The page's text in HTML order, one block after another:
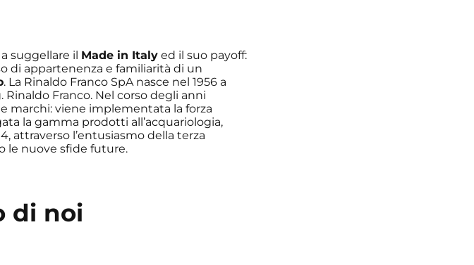
suggellare il Made in Italy ed il suo payoff:
di appartenenza e familiarità di un
. La Rinaldo Franco SpA nasce nel 1956 a
Franco. Nel corso degli anni
marchi: viene implementata la forza
la gamma prodotti all’acquariologia,
attraverso l’entusiasmo della terza
le nuove sfide future.
di noi